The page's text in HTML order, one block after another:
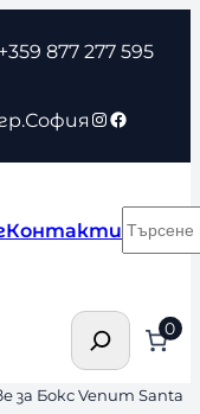
877 277 595
Instagram
Facebook
Контакти
Търсене 0
Бокс Venum Santa